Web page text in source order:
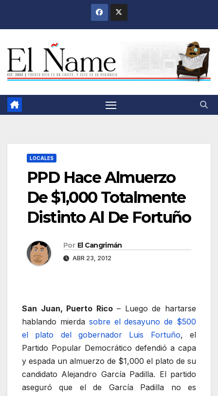
LOCALES
PPD Hace Almuerzo
De $1,000 Totalmente
Distinto Al De Fortuño
Por El Cangrimán
ABR 23, 2012
San Juan, Puerto Rico– Luego de hartarse
hablando mierda sobre el desayuno de $500
el plato del gobernador Luis Fortuño, el
Partido Popular Democrático defendió a capa
y espada un almuerzo de $1,000 el plato de su
candidato Alejandro García Padilla. El partido
aseguró que el de García Padilla no es